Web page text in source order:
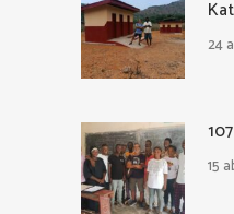
24
15